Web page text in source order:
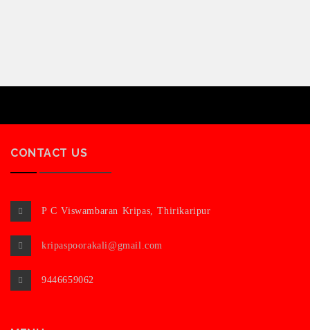
CONTACT US
P C Viswambaran Kripas, Thirikaripur
kripaspoorakali@gmail.com
9446659062